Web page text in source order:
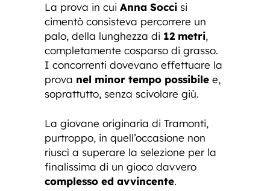
La prova in cui Anna Socci si
cimentò consisteva percorrere un
palo, della lunghezza di 12 metri,
completamente cosparso di grasso.
I concorrenti dovevano effettuare la
prova nel minor tempo possibile e,
soprattutto, senza scivolare giù.
La giovane originaria di Tramonti,
purtroppo, in quell’occasione non
riuscì a superare la selezione per la
finalissima di un gioco davvero
complesso ed avvincente.